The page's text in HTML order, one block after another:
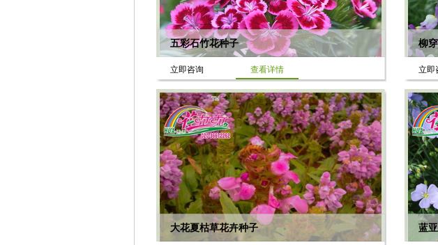
五彩石竹花种子
立即咨询 查看详情
柳
立即
大花夏枯草花卉种子 蓝